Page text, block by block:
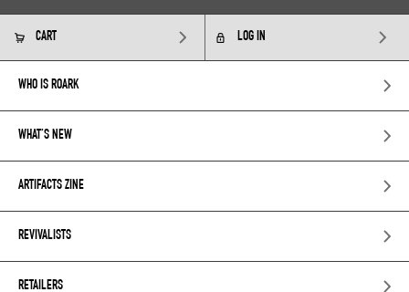
CART LOG IN
WHO IS ROARK
WHAT’S NEW
ARTIFACTS ZINE
REVIVALISTS
RETAILERS